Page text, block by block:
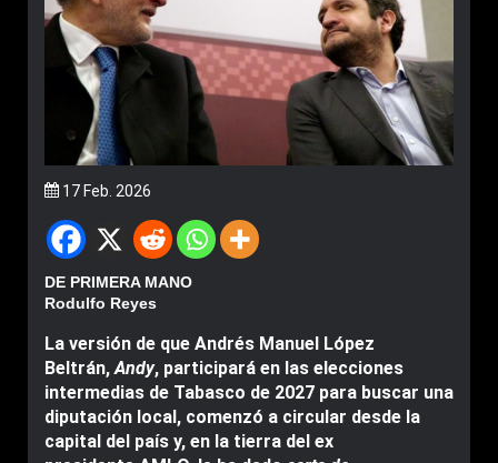
17 Feb. 2026
DE PRIMERA MANO
Rodulfo Reyes
La versión de que Andrés Manuel López
Beltrán,Andy, participará en las elecciones
intermedias de Tabasco de 2027 para buscar una
diputación local, comenzó a circular desde la
capital del país y, en la tierra del ex